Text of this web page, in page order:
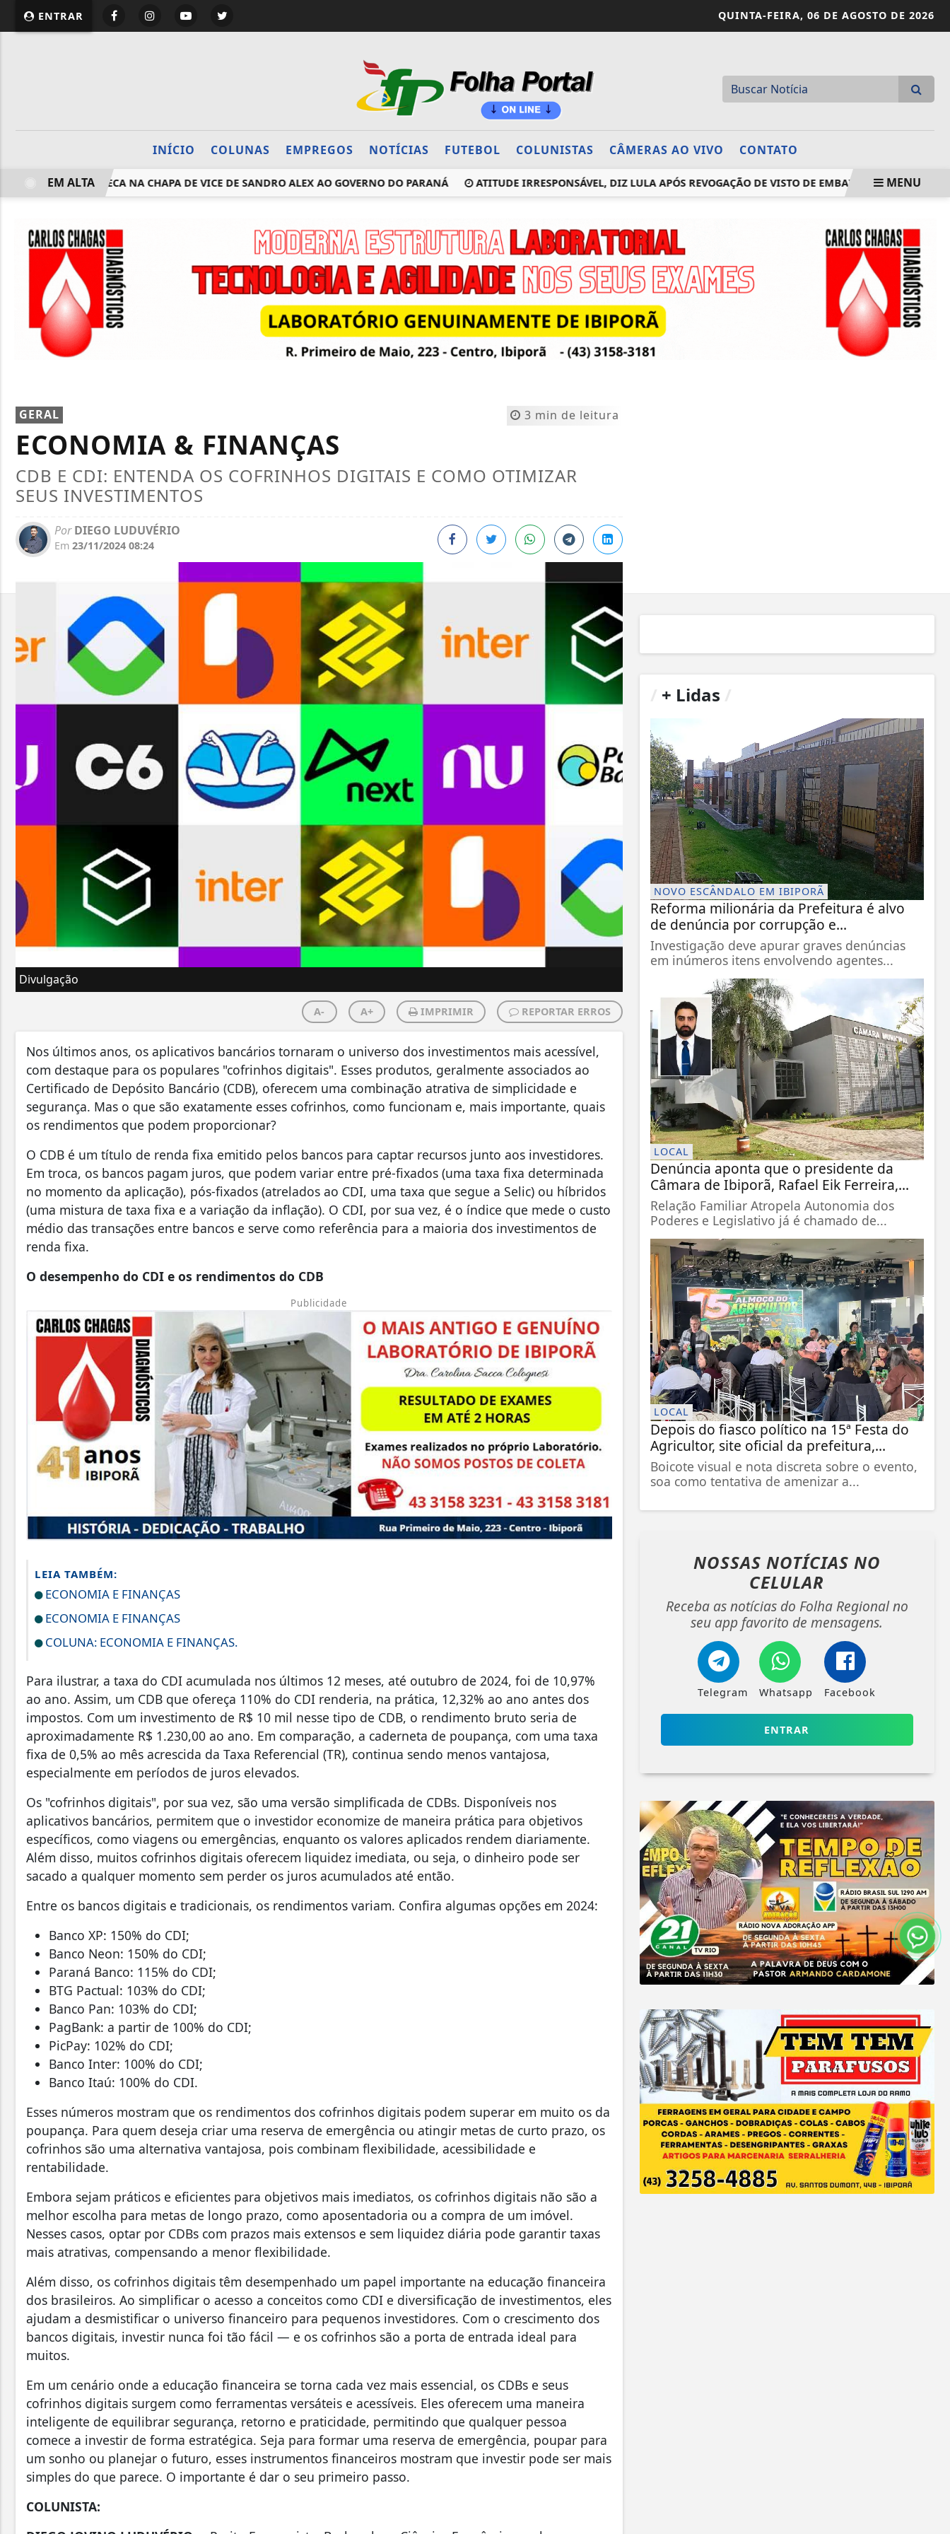
website page view counter
ENTRAR QUINTA-FEIRA, 06 DE AGOSTO DE 2026
INÍCIO COLUNAS EMPREGOS NOTÍCIAS FUTEBOL COLUNISTAS CÂMERAS AO VIVO CONTATO
RAFAEL GRECA NA CHAPA DE VICE DE SANDRO ALEX AO GOVERNO DO PARANÁ ATITUDE IRRESPONSÁVEL, DIZ LULA APÓS REVOGAÇÃO DE VISTO DE EMBAIXADORA FIES:
EM ALTA MENU
3 min de leitura
GERAL
ECONOMIA & FINANÇAS
CDB E CDI: ENTENDA OS COFRINHOS DIGITAIS E COMO OTIMIZAR
SEUS INVESTIMENTOS
PorDIEGO LUDUVÉRIO
Em 23/11/2024 08:24
Divulgação
A- A+ IMPRIMIR REPORTAR ERROS
Nos últimos anos, os aplicativos bancários tornaram o universo dos investimentos mais acessível,
com destaque para os populares "cofrinhos digitais". Esses produtos, geralmente associados ao
Certificado de Depósito Bancário (CDB), oferecem uma combinação atrativa de simplicidade e
segurança. Mas o que são exatamente esses cofrinhos, como funcionam e, mais importante, quais
os rendimentos que podem proporcionar?
O CDB é um título de renda fixa emitido pelos bancos para captar recursos junto aos investidores.
Em troca, os bancos pagam juros, que podem variar entre pré-fixados (uma taxa fixa determinada
no momento da aplicação), pós-fixados (atrelados ao CDI, uma taxa que segue a Selic) ou híbridos
(uma mistura de taxa fixa e a variação da inflação). O CDI, por sua vez, é o índice que mede o custo
médio das transações entre bancos e serve como referência para a maioria dos investimentos de
renda fixa.
O desempenho do CDI e os rendimentos do CDB
Publicidade
LEIA TAMBÉM:
ECONOMIA E FINANÇAS
ECONOMIA E FINANÇAS
COLUNA: ECONOMIA E FINANÇAS.
Para ilustrar, a taxa do CDI acumulada nos últimos 12 meses, até outubro de 2024, foi de 10,97%
ao ano. Assim, um CDB que ofereça 110% do CDI renderia, na prática, 12,32% ao ano antes dos
impostos. Com um investimento de R$ 10 mil nesse tipo de CDB, o rendimento bruto seria de
aproximadamente R$ 1.230,00 ao ano. Em comparação, a caderneta de poupança, com uma taxa
fixa de 0,5% ao mês acrescida da Taxa Referencial (TR), continua sendo menos vantajosa,
especialmente em períodos de juros elevados.
Os "cofrinhos digitais", por sua vez, são uma versão simplificada de CDBs. Disponíveis nos
aplicativos bancários, permitem que o investidor economize de maneira prática para objetivos
específicos, como viagens ou emergências, enquanto os valores aplicados rendem diariamente.
Além disso, muitos cofrinhos digitais oferecem liquidez imediata, ou seja, o dinheiro pode ser
sacado a qualquer momento sem perder os juros acumulados até então.
Entre os bancos digitais e tradicionais, os rendimentos variam. Confira algumas opções em 2024:
Banco XP: 150% do CDI;
Banco Neon: 150% do CDI;
Paraná Banco: 115% do CDI;
BTG Pactual: 103% do CDI;
Banco Pan: 103% do CDI;
PagBank: a partir de 100% do CDI;
PicPay: 102% do CDI;
Banco Inter: 100% do CDI;
Banco Itaú: 100% do CDI.
Esses números mostram que os rendimentos dos cofrinhos digitais podem superar em muito os da
poupança. Para quem deseja criar uma reserva de emergência ou atingir metas de curto prazo, os
cofrinhos são uma alternativa vantajosa, pois combinam flexibilidade, acessibilidade e
rentabilidade.
Embora sejam práticos e eficientes para objetivos mais imediatos, os cofrinhos digitais não são a
melhor escolha para metas de longo prazo, como aposentadoria ou a compra de um imóvel.
Nesses casos, optar por CDBs com prazos mais extensos e sem liquidez diária pode garantir taxas
mais atrativas, compensando a menor flexibilidade.
Além disso, os cofrinhos digitais têm desempenhado um papel importante na educação financeira
dos brasileiros. Ao simplificar o acesso a conceitos como CDI e diversificação de investimentos, eles
ajudam a desmistificar o universo financeiro para pequenos investidores. Com o crescimento dos
bancos digitais, investir nunca foi tão fácil — e os cofrinhos são a porta de entrada ideal para
muitos.
Em um cenário onde a educação financeira se torna cada vez mais essencial, os CDBs e seus
cofrinhos digitais surgem como ferramentas versáteis e acessíveis. Eles oferecem uma maneira
inteligente de equilibrar segurança, retorno e praticidade, permitindo que qualquer pessoa
comece a investir de forma estratégica. Seja para formar uma reserva de emergência, poupar para
um sonho ou planejar o futuro, esses instrumentos financeiros mostram que investir pode ser mais
simples do que parece. O importante é dar o seu primeiro passo.
COLUNISTA:
+ Lidas
NOVO ESCÂNDALO EM IBIPORÃ
Reforma milionária da Prefeitura é alvo
de denúncia por corrupção e...
Investigação deve apurar graves denúncias
em inúmeros itens envolvendo agentes...
LOCAL
Denúncia aponta que o presidente da
Câmara de Ibiporã, Rafael Eik Ferreira,...
Relação Familiar Atropela Autonomia dos
Poderes e Legislativo já é chamado de...
LOCAL
Depois do fiasco político na 15ª Festa do
Agricultor, site oficial da prefeitura,...
Boicote visual e nota discreta sobre o evento,
soa como tentativa de amenizar a...
NOSSAS NOTÍCIAS NO
CELULAR
Receba as notícias do Folha Regional no
seu app favorito de mensagens.
Telegram Whatsapp Facebook
ENTRAR